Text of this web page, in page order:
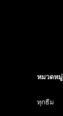
หมวดหมู่
ทุกธีม